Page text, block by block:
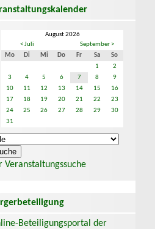
August 2026
< Juli
September >
Mo
Di Mi Do Fr Sa
So
1
2
3
4 5 6 7 8
9
10
11 12 13 14 15
16
17
18 19 20 21 22
23
24
25 26 27 28 29
30
31
Veranstaltungssuche
Beteiligungsportal der